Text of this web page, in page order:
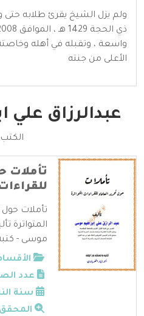
واسعة ، وتقبله في أهله
الأعلى من جنته
عبدالرزاق
الكتب 7
تأملات
تأملات حول
المتواترة
موسى -
عدد
سنة